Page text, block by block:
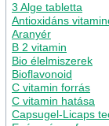
3 Alge tabletta
Antioxidáns
Aranyér
B 2 vitamin
Bio élelmiszerek
Bioflavonoid
C vitamin forrás
C vitamin hatása
Capsugel-Licaps